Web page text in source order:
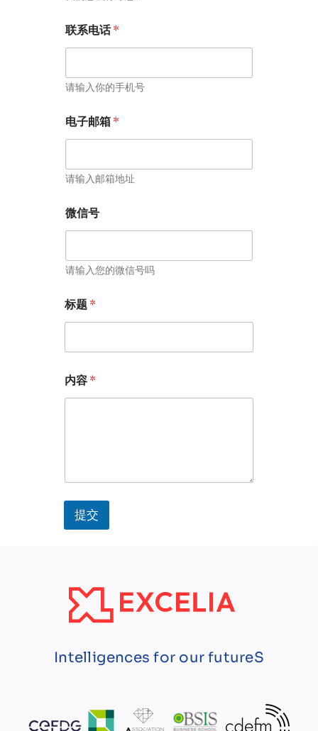
联系电话*
请输入你的手机号
电子邮箱*
请输入邮箱地址
微信号
请输入您的微信号吗
标题*
微
信
子
邮
内容*
提交
Intelligences for our futureS